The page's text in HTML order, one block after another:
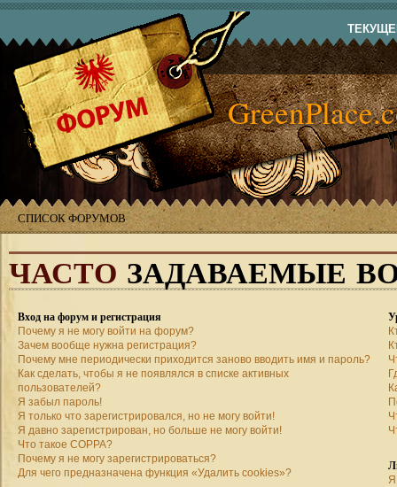
СПИСОК ФОРУМОВ
ЧАСТО ЗАДАВАЕМЫЕ
Вход на форум и регистрация
Почему я не могу войти на форум?
Зачем вообще нужна регистрация?
Почему мне периодически приходится заново вводить имя и пароль?
Как сделать, чтобы я не появлялся в списке активных
пользователей?
Я забыл пароль!
Я только что зарегистрировался, но не могу войти!
Я давно зарегистрирован, но больше не могу войти!
Что такое COPPA?
Почему я не могу зарегистрироваться?
Для чего предназначена функция «Удалить cookies»?
Я